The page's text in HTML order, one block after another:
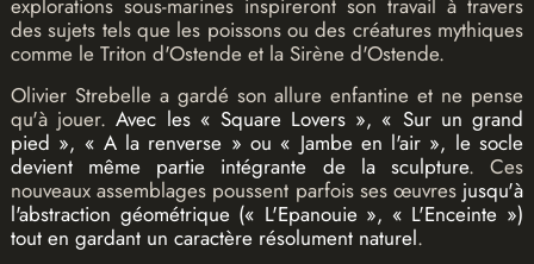
explorations sous-marines inspireront son travail à travers
des sujets tels que les poissons ou des créatures mythiques
comme le Triton d'Ostende et la Sirène d'Ostende.
Olivier Strebelle a gardé son allure enfantine et ne pense
qu'à jouer.Avec les « Square Lovers », « Sur un grand
pied », « A la renverse » ou « Jambe en l'air », le socle
devient même partie intégrante de la sculpture. Ces
nouveaux assemblages poussent parfois ses œuvres jusqu'à
l'abstraction géométrique (« L'Epanouie », « L'Enceinte »)
tout en gardant un caractère résolument naturel.